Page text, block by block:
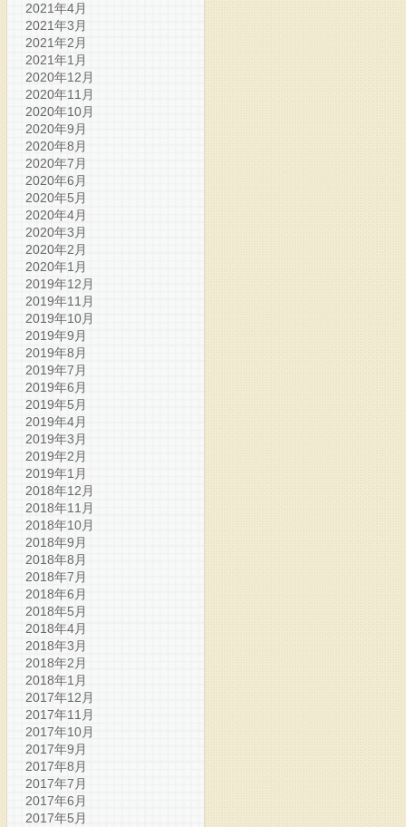
2021年4月
2021年3月
2021年2月
2021年1月
2020年12月
2020年11月
2020年10月
2020年9月
2020年8月
2020年7月
2020年6月
2020年5月
2020年4月
2020年3月
2020年2月
2020年1月
2019年12月
2019年11月
2019年10月
2019年9月
2019年8月
2019年7月
2019年6月
2019年5月
2019年4月
2019年3月
2019年2月
2019年1月
2018年12月
2018年11月
2018年10月
2018年9月
2018年8月
2018年7月
2018年6月
2018年5月
2018年4月
2018年3月
2018年2月
2018年1月
2017年12月
2017年11月
2017年10月
2017年9月
2017年8月
2017年7月
2017年6月
2017年5月